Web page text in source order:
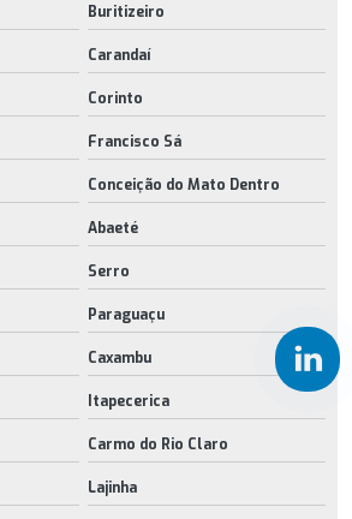
Buritizeiro
Carandaí
Corinto
Francisco Sá
Conceição do Mato Dentro
Abaeté
Serro
Paraguaçu
Caxambu
Itapecerica
Carmo do Rio Claro
Lajinha